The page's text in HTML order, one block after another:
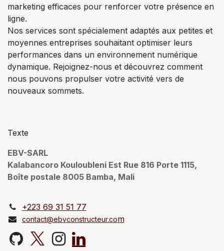
marketing efficaces pour renforcer votre présence en
ligne.
Nos services sont spécialement adaptés aux petites et
moyennes entreprises souhaitant optimiser leurs
performances dans un environnement numérique
dynamique. Rejoignez-nous et découvrez comment
nous pouvons propulser votre activité vers de
nouveaux sommets.
Texte
EBV-SARL
Kalabancoro Kouloubleni Est Rue 816 Porte 1115,
Boîte postale 8005 Bamba, Mali
+223 69 31 51 77
contact@ebvconstructeur.com